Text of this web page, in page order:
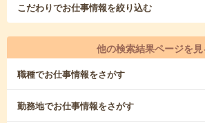
こだわりでお仕事情報を絞り込む
他の検索結果ページを見
職種でお仕事情報をさがす
勤務地でお仕事情報をさがす